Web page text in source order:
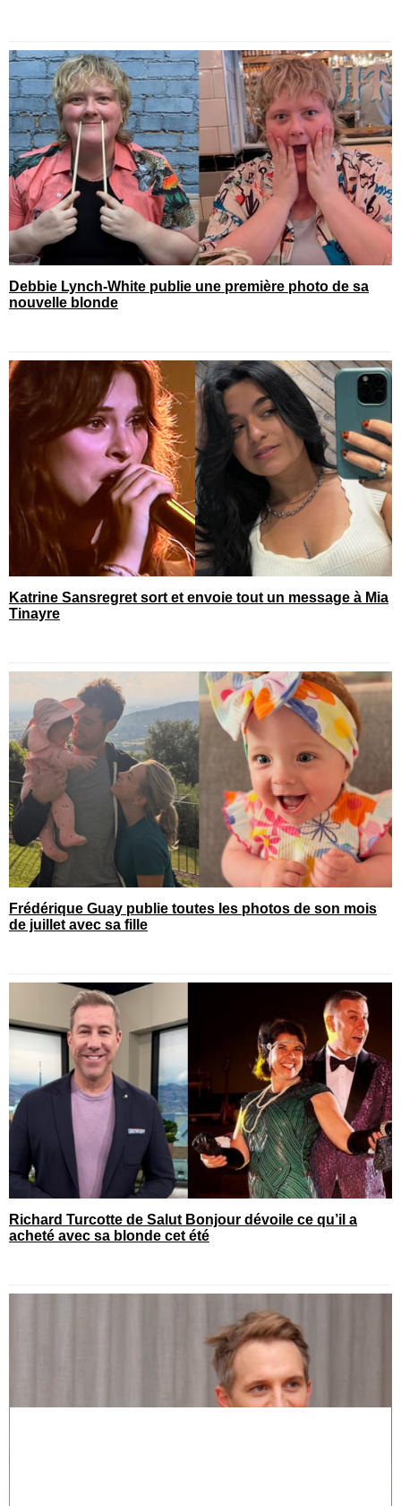
Debbie Lynch-White publie une première photo de sa
nouvelle blonde
Katrine Sansregret sort et envoie tout un message à Mia
Tinayre
Frédérique Guay publie toutes les photos de son mois
de juillet avec sa fille
Richard Turcotte de Salut Bonjour dévoile ce qu’il a
acheté avec sa blonde cet été